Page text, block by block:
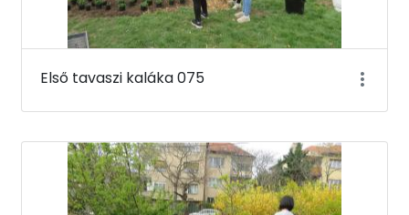
Első tavaszi kaláka 075